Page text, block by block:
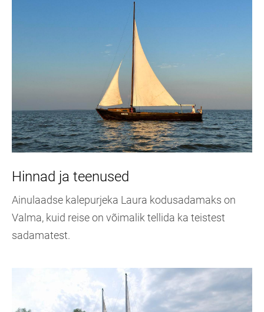
Hinnad ja teenused
Ainulaadse kalepurjeka Laura kodusadamaks on
Valma, kuid reise on võimalik tellida ka teistest
sadamatest.